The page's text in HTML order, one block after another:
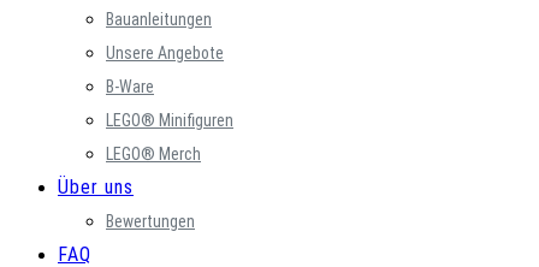
Bauanleitungen
Unsere Angebote
B-Ware
LEGO® Minifiguren
LEGO® Merch
Über uns
Bewertungen
FAQ